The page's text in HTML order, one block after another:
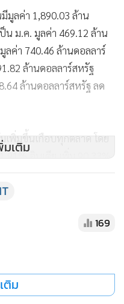
มูลค่า 1,890.03 ล้าน
น ม.ค. มูลค่า 469.12 ล้าน
ลค่า 740.46 ล้านดอลลาร์
ล้านดอลลาร์สหรัฐ
ล้านดอลลาร์สหรัฐ ลด
พิ่มขึ้นเกือบทุกตลาด โดย
อินเดีย เพิ่ม 90.33%
69.43% อิตาลี เพิ่ม 2.31%
อร์แลนด์ เพิ่ม 26.54%
27.37% พลอยก้อน เพิ่ม
ม 7.99% พลอยเนื้ออ่อน
ม 48.31% เพชรเจียระไน
เติม
169
ติม